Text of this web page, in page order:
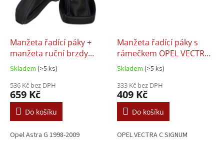
Manžeta řadící páky +
manžeta ruční brzdy
Opel Astra II 2 G, barva
bílá a modrá
Skladem (>5 ks)
536 Kč bez DPH
659 Kč
Do košíku
Opel Astra G 1998-2009
Manžeta řadící páky s
rámečkem OPEL VECTRA
C SIGNUM
Skladem (>5 ks)
333 Kč bez DPH
409 Kč
Do košíku
OPEL VECTRA C SIGNUM